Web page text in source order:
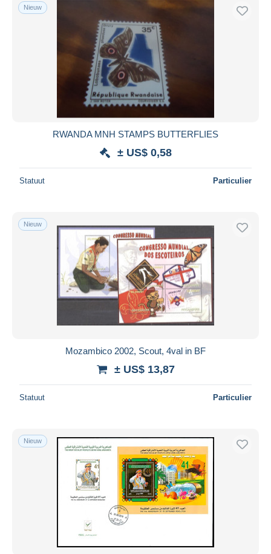
Nieuw
RWANDA MNH STAMPS BUTTERFLIES
± US$ 0,58
Statuut Particulier
Nieuw
Mozambico 2002, Scout, 4val in BF
± US$ 13,87
Statuut Particulier
Nieuw